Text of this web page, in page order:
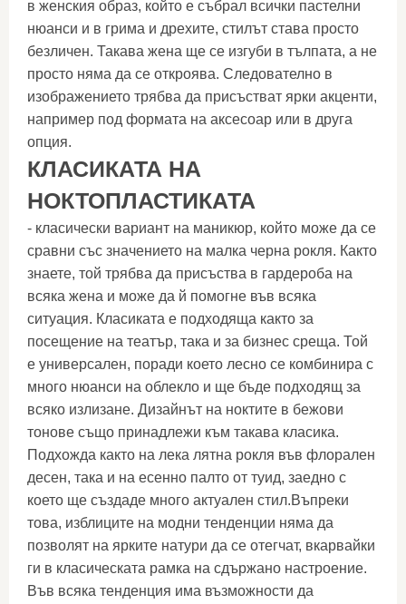
в женския образ, който е събрал всички пастелни
нюанси и в грима и дрехите, стилът става просто
безличен. Такава жена ще се изгуби в тълпата, а не
просто няма да се откроява. Следователно в
изображението трябва да присъстват ярки акценти,
например под формата на аксесоар или в друга
опция.
КЛАСИКАТА НА
НОКТОПЛАСТИКАТА
- класически вариант на маникюр, който може да се
сравни със значението на малка черна рокля. Както
знаете, той трябва да присъства в гардероба на
всяка жена и може да й помогне във всяка
ситуация. Класиката е подходяща както за
посещение на театър, така и за бизнес среща. Той
е универсален, поради което лесно се комбинира с
много нюанси на облекло и ще бъде подходящ за
всяко излизане. Дизайнът на ноктите в бежови
тонове също принадлежи към такава класика.
Подхожда както на лека лятна рокля във флорален
десен, така и на есенно палто от туид, заедно с
което ще създаде много актуален стил.Въпреки
това, изблиците на модни тенденции няма да
позволят на ярките натури да се отегчат, вкарвайки
ги в класическата рамка на сдържано настроение.
Във всяка тенденция има възможности да